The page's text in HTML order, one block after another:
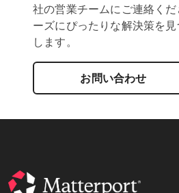
社の営業チームにご連絡く
ーズにぴったりな解決策を
します。
お問い合わせ